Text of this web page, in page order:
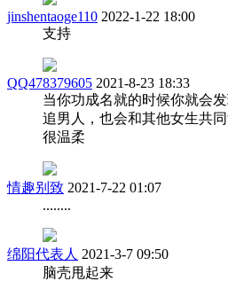
jinshentaoge110 2022-1-22 18:00
支持
QQ478379605 2021-8-23 18:33
当你功成名就的时候你就会
追男人，也会和其他女生共
很温柔
情趣别致 2021-7-22 01:07
........
绵阳代表人 2021-3-7 09:50
脑壳甩起来